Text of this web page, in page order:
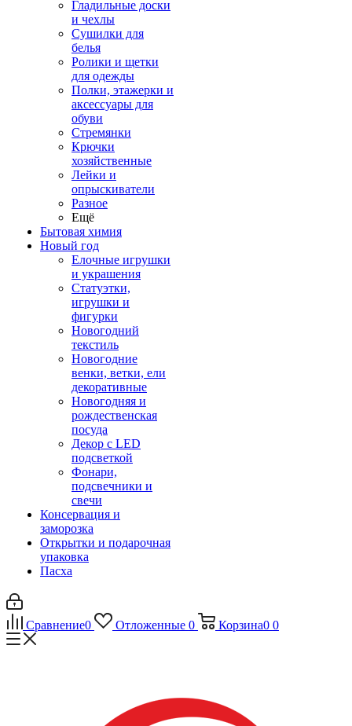
Гладильные доски
и чехлы
Сушилки для
белья
Ролики и щетки
для одежды
Полки, этажерки и
аксессуары для
обуви
Стремянки
Крючки
хозяйственные
Лейки и
опрыскиватели
Разное
Ещё
Бытовая химия
Новый год
Елочные игрушки
и украшения
Статуэтки,
игрушки и
фигурки
Новогодний
текстиль
Новогодние
венки, ветки, ели
декоративные
Новогодняя и
рождественская
посуда
Декор с LED
подсветкой
Фонари,
подсвечники и
свечи
Консервация и
заморозка
Открытки и подарочная
упаковка
Пасха
Сравнение0 Отложенные 0 Корзина0 0